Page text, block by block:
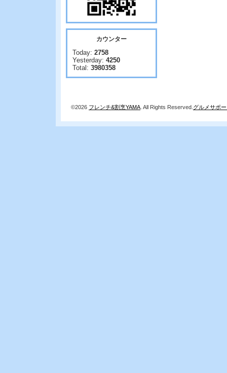
カウンター
Today: 2758
Yesterday: 4250
Total: 3980358
©2026 フレンチ&割烹YAMA . All Rights Reserved. グルメサポ